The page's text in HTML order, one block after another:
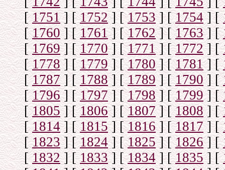
[1751] [1752] [1753] [1754] [
[1760] [1761] [1762] [1763] [
[ 1769] [1770] [1771] [1772] [
[1778] [1779] [1780] [1781] [
[1787] [1788] [1789 ] [1790] [
[1796] [1797] [1798] [1799] [
[1805] [1806] [1807] [1808] [
[1814] [1815] [1816] [1817] [
[1823] [1824] [1825] [1826] [
[1832] [1833] [1834 ] [1835] [